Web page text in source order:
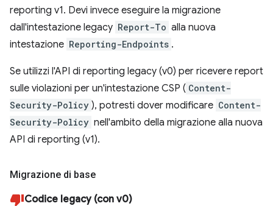
reporting v1. Devi invece eseguire la migrazione
dall'intestazione legacy Report-To alla nuova
intestazione Reporting-Endpoints .
Se utilizzi l'API di reporting legacy (v0) per ricevere report
sulle violazioni per un'intestazione CSP ( Content-
Security-Policy ), potresti dover modificare Content-
Security-Policy nell'ambito della migrazione alla nuova
API di reporting (v1).
Migrazione di base
Codice legacy (con v0)